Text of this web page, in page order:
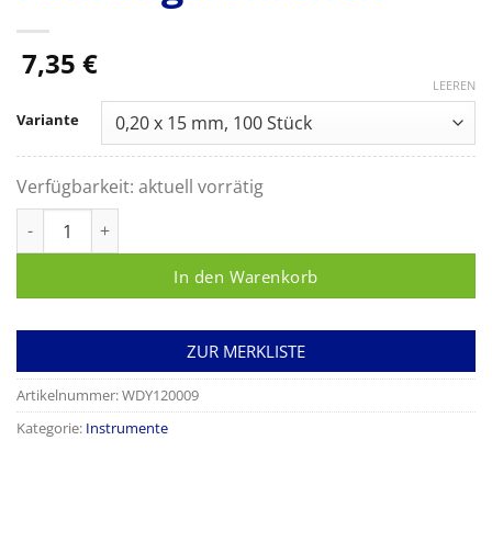
7,35 €
Variante
LEEREN
Verfügbarkeit: aktuell vorrätig
In den Warenkorb
ZUR MERKLISTE
Artikelnummer:WDY120009
Kategorie: Instrumente